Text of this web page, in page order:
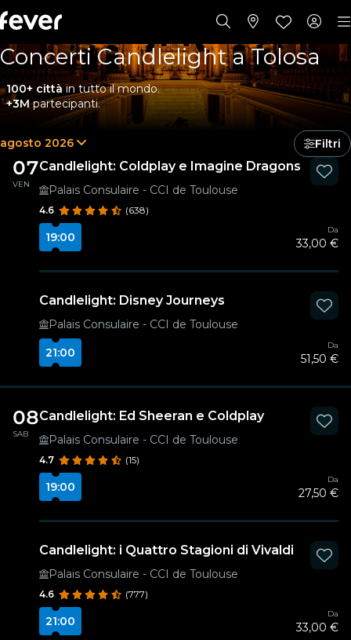
Concerti Candlelight a Tolosa
100+ cittàin tutto il mondo.
+3Mpartecipanti.
agosto 2026 Filtri
07
VEN
Candlelight: Coldplay e Imagine Dragons
Palais Consulaire - CCI de Toulouse
4.6 (638)
19:00
Da
33,00 €
Candlelight: Disney Journeys
Palais Consulaire - CCI de Toulouse
21:00
Da
51,50 €
08
SAB
Candlelight: Ed Sheeran e Coldplay
Palais Consulaire - CCI de Toulouse
4.7 (15)
19:00
Da
27,50 €
Candlelight: i Quattro Stagioni di Vivaldi
Palais Consulaire - CCI de Toulouse
4.6 (777)
21:00
Da
33,00 €